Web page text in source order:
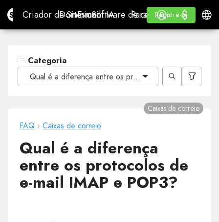
Site.proCriador de Sites com IA
Criador de Sites com IA
Domínios
Domínios
E-mail
E-mailSoftware de contabilidade
Software de contabilidade
Para
Para Revendedores
WHITE LABEL
Aprender
Aprender
Registre-se
Registre-se
Iniciar Sessão
$
$
Categoria
Qual é a diferença entre os protocolos de e-mail
FAQ › Caixas de correio
Caixas de correio
Qual é a diferença
entre os protocolos de
e-mail IMAP e POP3?